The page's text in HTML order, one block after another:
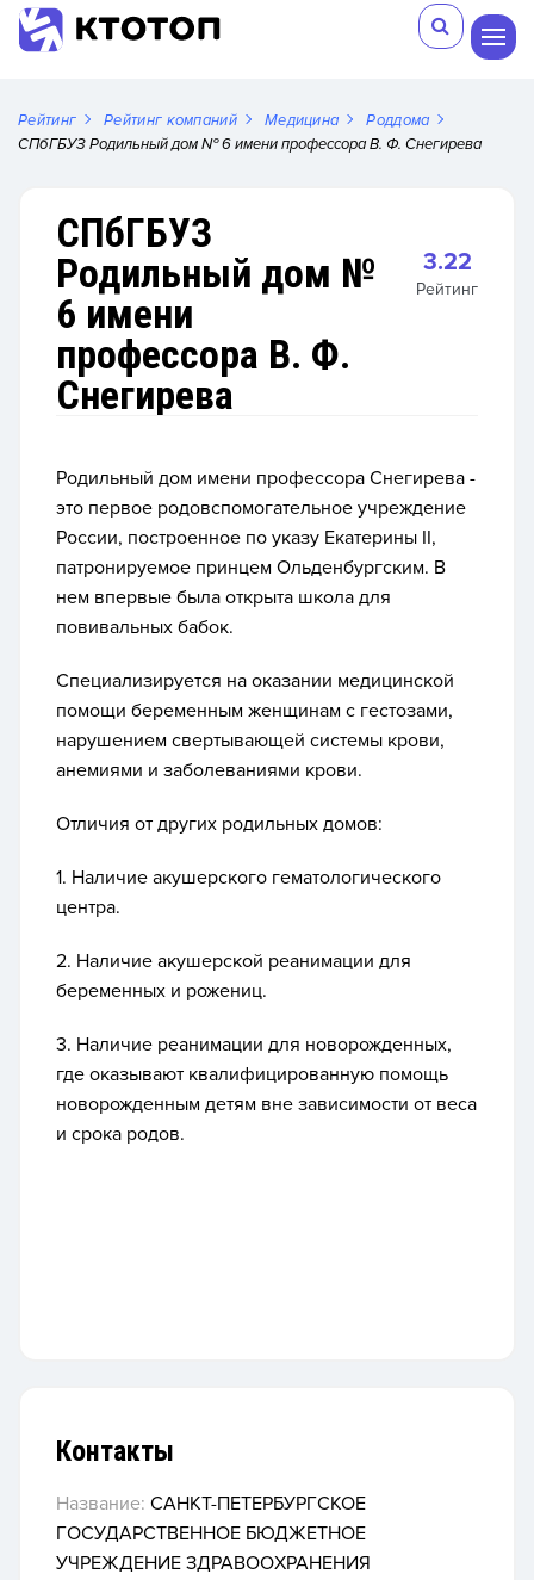
Рейтинг Рейтинг компаний Медицина
Роддома
СПбГБУЗ Родильный дом № 6 имени профессора В. Ф. Снегирева
СПбГБУЗ
Родильный дом №
6 имени
профессора В. Ф.
Снегирева
3.22
Рейтинг
Родильный дом имени профессора Снегирева -
это первое родовспомогательное учреждение
России, построенное по указу Екатерины II,
патронируемое принцем Ольденбургским. В
нем впервые была открыта школа для
повивальных бабок.
Специализируется на оказании медицинской
помощи беременным женщинам с гестозами,
нарушением свертывающей системы крови,
анемиями и заболеваниями крови.
Отличия от других родильных домов:
1. Наличие акушерского гематологического
центра.
2. Наличие акушерской реанимации для
беременных и рожениц.
3. Наличие реанимации для новорожденных,
где оказывают квалифицированную помощь
новорожденным детям вне зависимости от веса
и срока родов.
Контакты
Название: САНКТ-ПЕТЕРБУРГСКОЕ
ГОСУДАРСТВЕННОЕ БЮДЖЕТНОЕ
УЧРЕЖДЕНИЕ ЗДРАВООХРАНЕНИЯ